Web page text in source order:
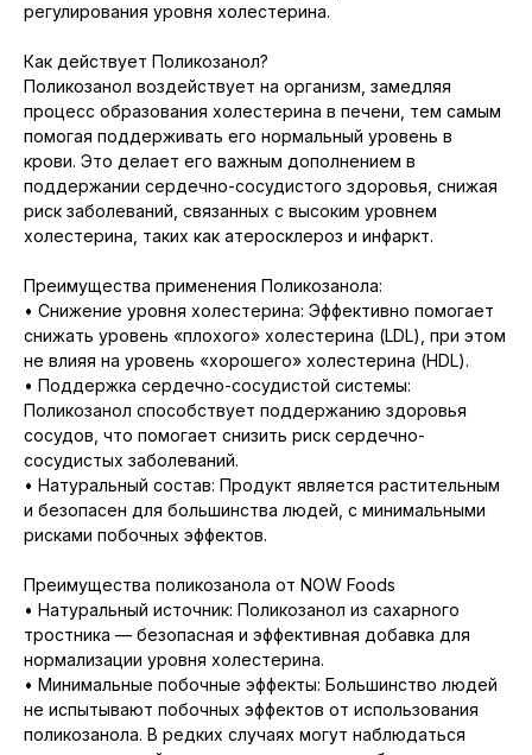
регулирования уровня холестерина.
Как действует Поликозанол?
Поликозанол воздействует на организм, замедляя
процесс образования холестерина в печени, тем самым
помогая поддерживать его нормальный уровень в
крови. Это делает его важным дополнением в
поддержании сердечно-сосудистого здоровья, снижая
риск заболеваний, связанных с высоким уровнем
холестерина, таких как атеросклероз и инфаркт.
Преимущества применения Поликозанола:
• Снижение уровня холестерина: Эффективно помогает
снижать уровень «плохого» холестерина (LDL), при этом
не влияя на уровень «хорошего» холестерина (HDL).
• Поддержка сердечно-сосудистой системы:
Поликозанол способствует поддержанию здоровья
сосудов, что помогает снизить риск сердечно-
сосудистых заболеваний.
• Натуральный состав: Продукт является растительным
и безопасен для большинства людей, с минимальными
рисками побочных эффектов.
Преимущества поликозанола от NOW Foods
• Натуральный источник: Поликозанол из сахарного
тростника — безопасная и эффективная добавка для
нормализации уровня холестерина.
• Минимальные побочные эффекты: Большинство людей
не испытывают побочных эффектов от использования
поликозанола. В редких случаях могут наблюдаться